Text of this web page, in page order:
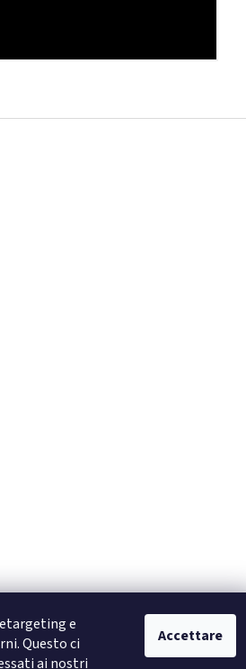
e
Questo ci
ai nostri
Accettare